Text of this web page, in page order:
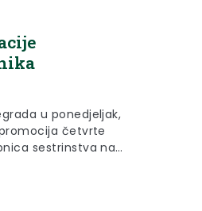
u ponedjeljak,
četvrte
sestrinstva na